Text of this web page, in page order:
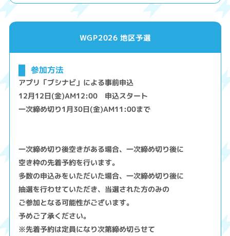
WGP2026 地区予選
参加方法
アプリ「ブシナビ」による事前申込
12月12日(金)AM12:00 申込スタート
一次締め切り1月30日(金)AM11:00まで
一次締め切り後空きがある場合、一次締め切り後に
空き枠の先着予約を行います。
多数の申込みをいただいた場合、一次締め切り後に
抽選を行わせていただき、当選された方のみの
ご参加となる可能性がございます。
予めご了承ください。
※先着予約は定員になり次第締め切らせて